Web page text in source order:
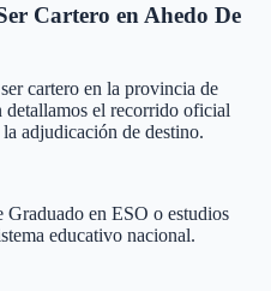
Cartero en Ahedo De
cartero en la provincia de
el recorrido oficial
adjudicación de destino.
en ESO o estudios
educativo nacional.